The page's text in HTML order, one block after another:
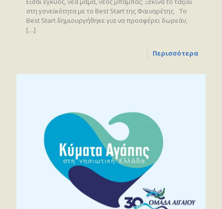
στη γονεϊκότητα με το Best Start της Φαιναρέτης. Το
Best Start δημιουργήθηκε για να προσφέρει δωρεάν,
[…]
Περισσότερα